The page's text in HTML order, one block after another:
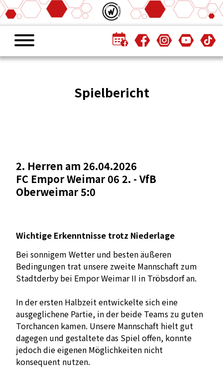
Spielbericht
2. Herren am 26.04.2026
FC Empor Weimar 06 2. - VfB
Oberweimar 5:0
Wichtige Erkenntnisse trotz Niederlage
Bei sonnigem Wetter und besten äußeren
Bedingungen trat unsere zweite Mannschaft zum
Stadtderby bei Empor Weimar II in Tröbsdorf an.
In der ersten Halbzeit entwickelte sich eine
ausgeglichene Partie, in der beide Teams zu guten
Torchancen kamen. Unsere Mannschaft hielt gut
dagegen und gestaltete das Spiel offen, konnte
jedoch die eigenen Möglichkeiten nicht
konsequent nutzen.